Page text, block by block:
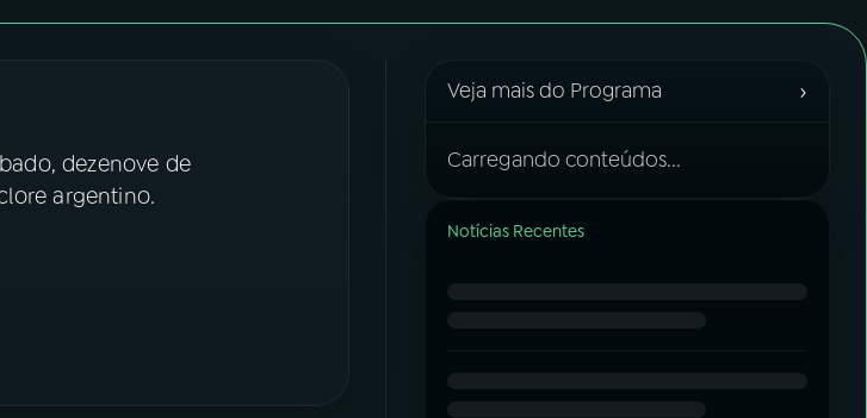
dezenove de
argentino.
Veja mais do Programa ›
Carregando conteúdos...
Notícias Recentes